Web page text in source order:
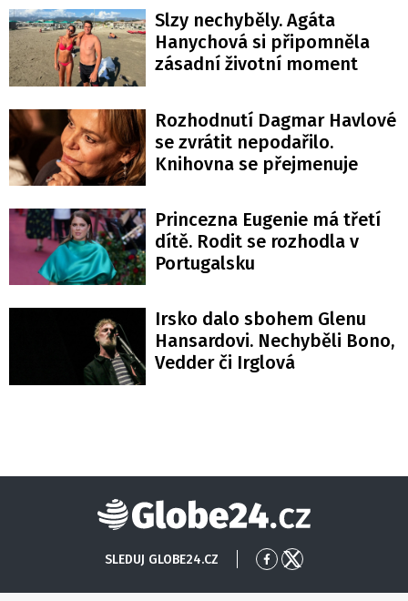
Slzy nechyběly. Agáta
Hanychová si připomněla
zásadní životní moment
Rozhodnutí Dagmar Havlové
se zvrátit nepodařilo.
Knihovna se přejmenuje
Princezna Eugenie má třetí
dítě. Rodit se rozhodla v
Portugalsku
Irsko dalo sbohem Glenu
Hansardovi. Nechyběli Bono,
Vedder či Irglová
Globe24
SLEDUJ GLOBE24.CZ
PřejítPřejít